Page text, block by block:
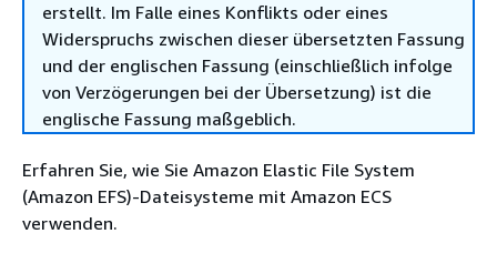
erstellt. Im Falle eines Konflikts oder eines
Widerspruchs zwischen dieser übersetzten Fassung
und der englischen Fassung (einschließlich infolge
von Verzögerungen bei der Übersetzung) ist die
englische Fassung maßgeblich.
Erfahren Sie, wie Sie Amazon Elastic File System
(Amazon EFS)-Dateisysteme mit Amazon ECS
verwenden.